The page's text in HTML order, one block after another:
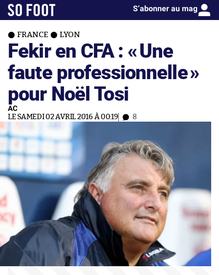
S’abonner au mag
FRANCE LYON
Fekir en CFA : «Une
faute professionnelle»
pour Noël Tosi
AC
LE SAMEDI 02 AVRIL 2016 À 00:19 8